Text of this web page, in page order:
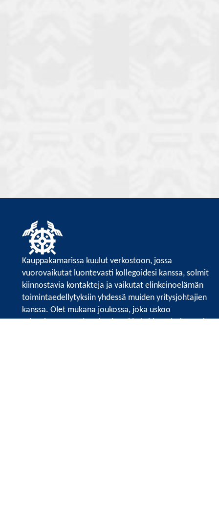
Kauppakamarissa kuulut verkostoon, jossa
vuorovaikutat luontevasti kollegoidesi kanssa, solmit
kiinnostavia kontakteja ja vaikutat elinkeinoelämän
toimintaedellytyksiin yhdessä muiden yritysjohtajien
kanssa. Olet mukana joukossa, joka uskoo